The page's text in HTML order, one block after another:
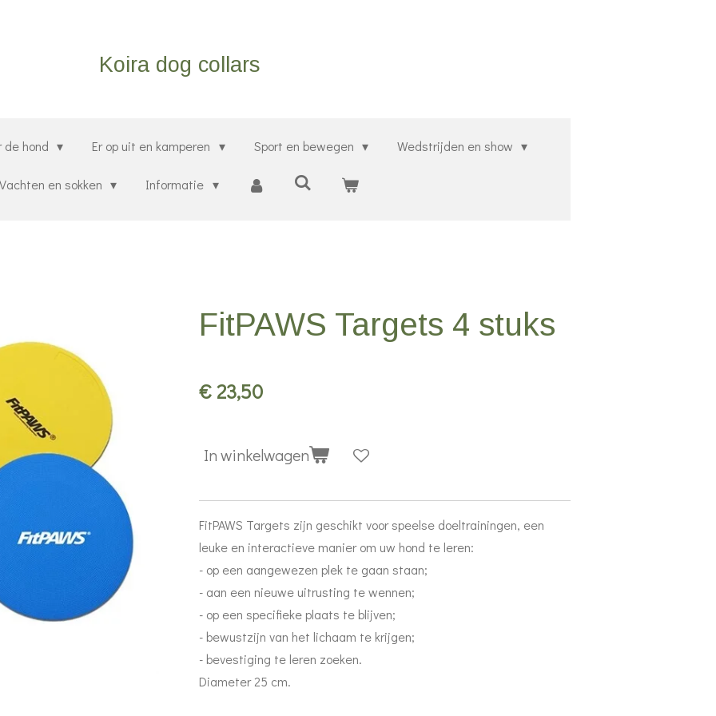
Koira dog collars
de hond Er op uit en kamperen Sport en bewegen Wedstrijden en show
Vachten en sokken Informatie
FitPAWS Targets 4 stuks
€ 23,50
In winkelwagen
FitPAWS Targets zijn geschikt voor speelse doeltrainingen, een
leuke en interactieve manier om uw hond te leren:
- op een aangewezen plek te gaan staan;
- aan een nieuwe uitrusting te wennen;
- op een specifieke plaats te blijven;
- bewustzijn van het lichaam te krijgen;
- bevestiging te leren zoeken.
Diameter 25 cm.